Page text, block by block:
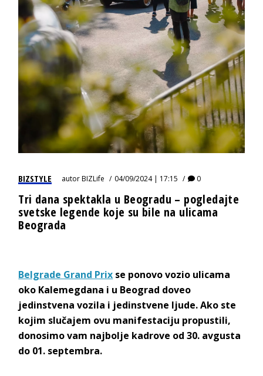
BIZSTYLE autorBIZLife 04/09/2024 | 17:15 0
Tri dana spektakla u Beogradu – pogledajte
svetske legende koje su bile na ulicama
Beograda
Belgrade Grand Prix se ponovo vozio ulicama
oko Kalemegdana i u Beograd doveo
jedinstvena vozila i jedinstvene ljude. Ako ste
kojim slučajem ovu manifestaciju propustili,
donosimo vam najbolje kadrove od 30. avgusta
do 01. septembra.